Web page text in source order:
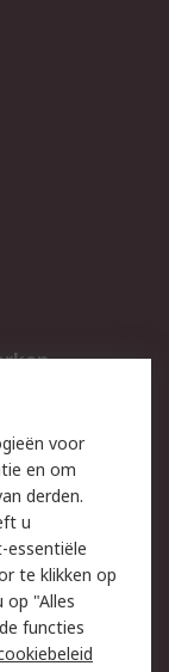
voor
en om
derden.
u
essentiële
te klikken op
op "Alles
functies